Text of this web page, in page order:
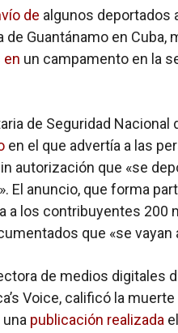
de algunos deportados
de Guantánamo en
en un campamento en la
de Seguridad Nacional
en el que advertía a las
autorización que «se
El anuncio, que forma
a los contribuyentes 200
que «se vayan
de medios digitales
Voice, calificó la
publicación realizada